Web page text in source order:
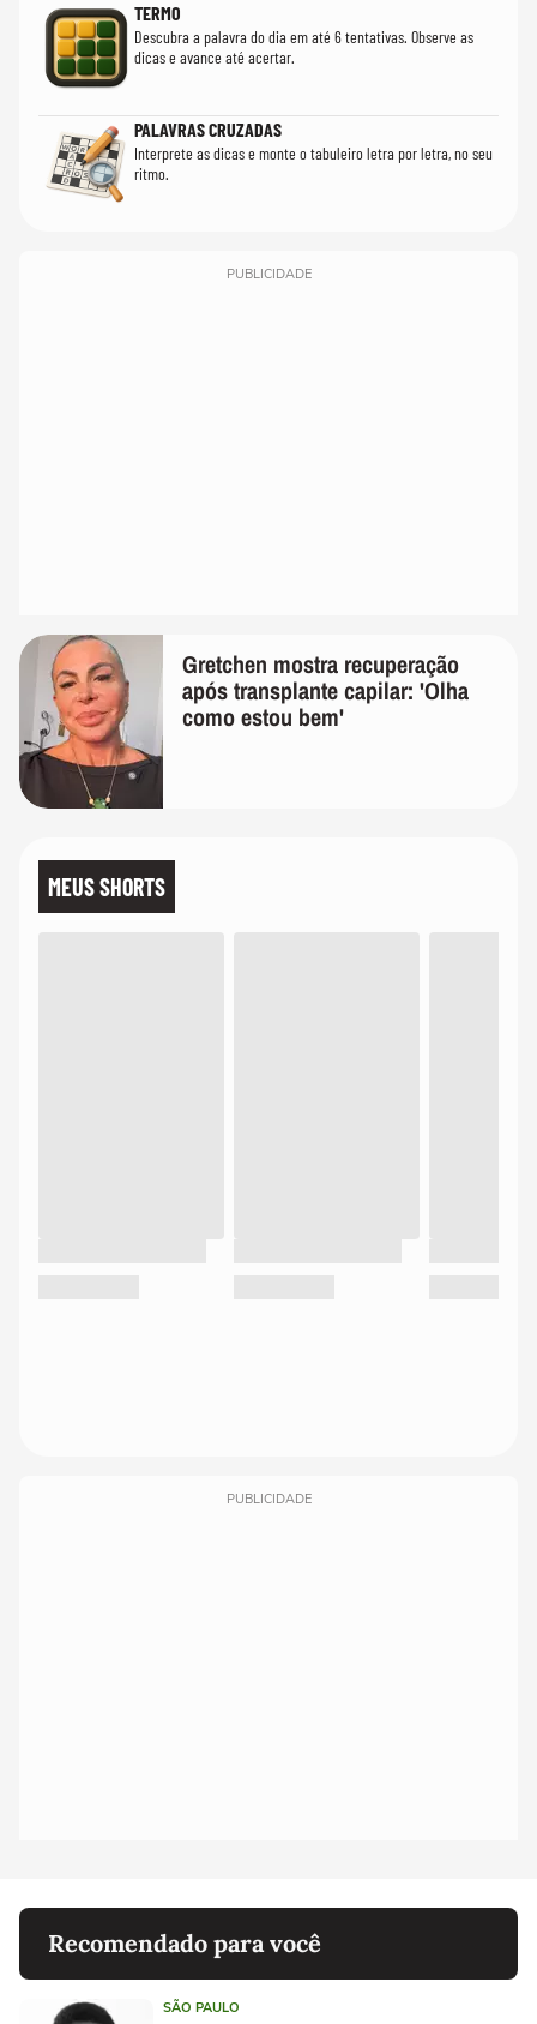
TERMO
Descubra a palavra do dia em até 6 tentativas. Observe as
dicas e avance até acertar.
PALAVRAS CRUZADAS
Interprete as dicas e monte o tabuleiro letra por letra, no seu
ritmo.
PUBLICIDADE
Gretchen mostra recuperação
após transplante capilar: 'Olha
como estou bem'
MEUS SHORTS
PUBLICIDADE
Recomendado para você
SÃO PAULO